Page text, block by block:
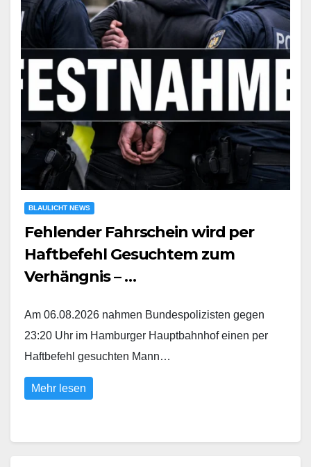
BLAULICHT NEWS
Fehlender Fahrschein wird per
Haftbefehl Gesuchtem zum
Verhängnis – …
Am 06.08.2026 nahmen Bundespolizisten gegen
23:20 Uhr im Hamburger Hauptbahnhof einen per
Haftbefehl gesuchten Mann…
Mehr lesen